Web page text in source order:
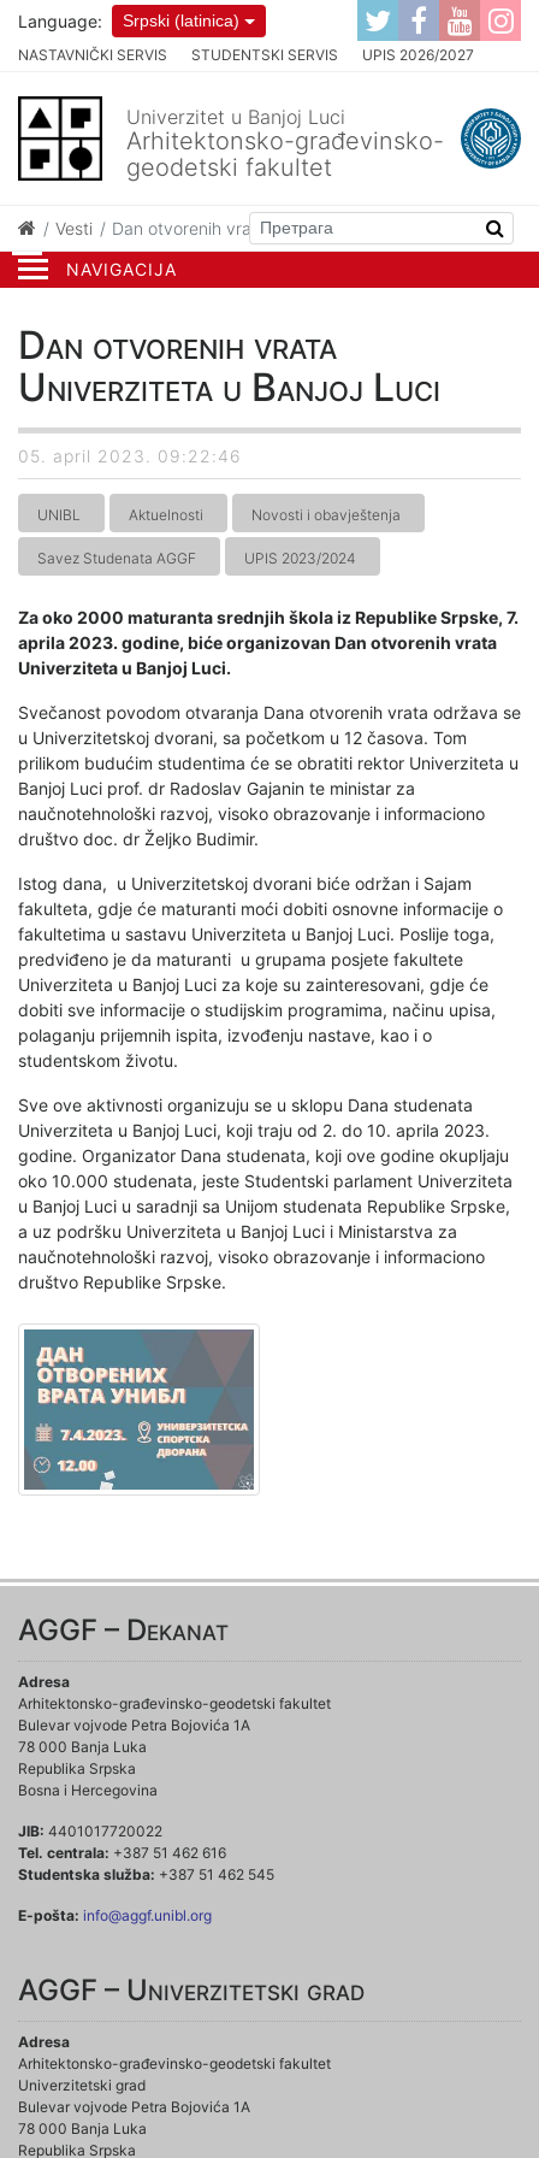
NAVIGACIJA
NASTAVNIČKI SERVIS STUDENTSKI SERVIS UPIS 2026/2027
Language: Srpski (latinica)
Univerzitet u Banjoj Luci
Arhitektonsko-građevinsko-
geodetski fakultet
Vesti Dan otvorenih vrata Univerziteta u Banjoj Luci
Dan otvorenih vrata
Univerziteta u Banjoj Luci
05. april 2023. 09:22:46
UNIBL Aktuelnosti Novosti i obavještenja
Savez Studenata AGGF UPIS 2023/2024
Za oko 2000 maturanta srednjih škola iz Republike Srpske, 7.
aprila 2023. godine, biće organizovan Dan otvorenih vrata
Univerziteta u Banjoj Luci.
Svečanost povodom otvaranja Dana otvorenih vrata održava se
u Univerzitetskoj dvorani, sa početkom u 12 časova. Tom
prilikom budućim studentima će se obratiti rektor Univerziteta u
Banjoj Luci prof. dr Radoslav Gajanin te ministar za
naučnotehnološki razvoj, visoko obrazovanje i informaciono
društvo doc. dr Željko Budimir.
Istog dana, u Univerzitetskoj dvorani biće održan i Sajam
fakulteta, gdje će maturanti moći dobiti osnovne informacije o
fakultetima u sastavu Univerziteta u Banjoj Luci. Poslije toga,
predviđeno je da maturanti u grupama posjete fakultete
Univerziteta u Banjoj Luci za koje su zainteresovani, gdje će
dobiti sve informacije o studijskim programima, načinu upisa,
polaganju prijemnih ispita, izvođenju nastave, kao i o
studentskom životu.
Sve ove aktivnosti organizuju se u sklopu Dana studenata
Univerziteta u Banjoj Luci, koji traju od 2. do 10. aprila 2023.
godine. Organizator Dana studenata, koji ove godine okupljaju
oko 10.000 studenata, jeste Studentski parlament Univerziteta
u Banjoj Luci u saradnji sa Unijom studenata Republike Srpske,
a uz podršku Univerziteta u Banjoj Luci i Ministarstva za
naučnotehnološki razvoj, visoko obrazovanje i informaciono
društvo Republike Srpske.
AGGF – Dekanat
Adresa
Arhitektonsko-građevinsko-geodetski fakultet
Bulevar vojvode Petra Bojovića 1A
78 000 Banja Luka
Republika Srpska
Bosna i Hercegovina
JIB: 4401017720022
Tel. centrala: +387 51 462 616
Studentska služba: +387 51 462 545
E-pošta: info@aggf.unibl.org
AGGF – Univerzitetski grad
Adresa
Arhitektonsko-građevinsko-geodetski fakultet
Univerzitetski grad
Bulevar vojvode Petra Bojovića 1A
78 000 Banja Luka
Republika Srpska